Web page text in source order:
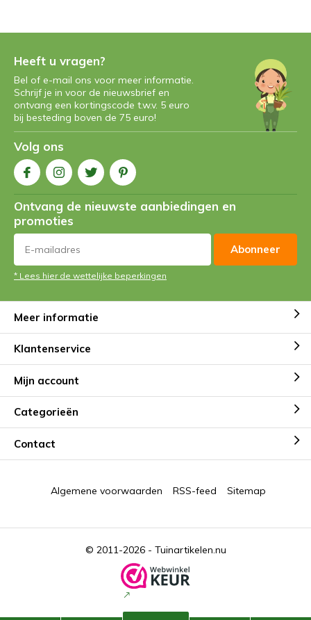
Heeft u vragen?
Bel of e-mail ons voor meer informatie.
Schrijf je in voor de nieuwsbrief en
ontvang een kortingscode t.w.v. 5 euro
bij besteding boven de 75 euro!
Volg ons
Ontvang de nieuwste aanbiedingen en
promoties
Abonneer
* Lees hier de wettelijke beperkingen
Meer informatie
Klantenservice
Mijn account
Categorieën
Contact
© 2011-2026 - Tuinartikelen.nu
Algemene voorwaarden RSS-feed Sitemap